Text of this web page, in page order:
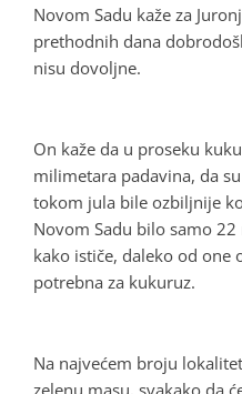
Novom Sadu kaže za
prethodnih dana
nisu dovoljne.
On kaže da u proseku
milimetara padavina, da
tokom jula bile ozbiljnije
Novom Sadu bilo samo
kako ističe, daleko od one
potrebna za kukuruz.
Na najvećem broju
zelenu masu, svakako da